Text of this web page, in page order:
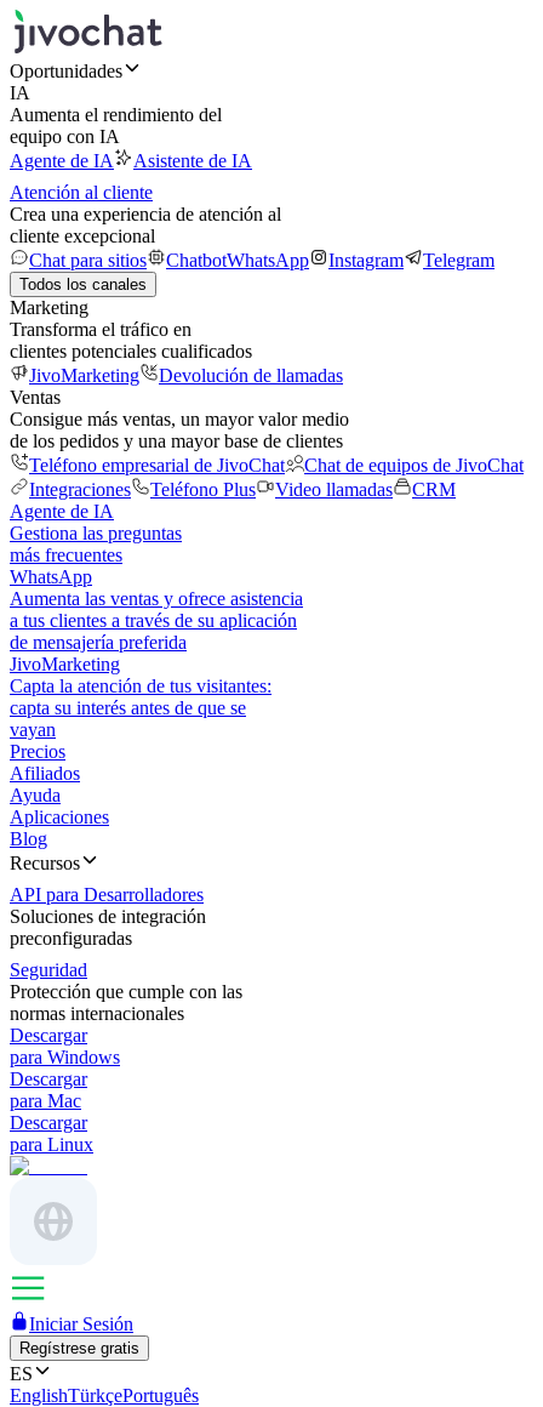
Oportunidades
IA
Aumenta el rendimiento del
equipo con IA
Agente de IA
Asistente de IA
Atención al cliente
Crea una experiencia de atención al
cliente excepcional
Chat para sitios
ChatbotWhatsApp Instagram Telegram
Todos los canales
Marketing
Transforma el tráfico en
clientes potenciales cualificados
JivoMarketing
Devolución de llamadas
Ventas
Consigue más ventas, un mayor valor medio
de los pedidos y una mayor base de clientes
Teléfono empresarial de JivoChat
Chat de equipos de JivoChat
Integraciones
Teléfono Plus Video llamadas
CRM
Agente de IA
Gestiona las preguntas
más frecuentes
WhatsApp
Aumenta las ventas y ofrece asistencia
a tus clientes a través de su aplicación
de mensajería preferida
JivoMarketing
Capta la atención de tus visitantes:
capta su interés antes de que se
vayan
Precios
Afiliados
Ayuda
Aplicaciones
Blog
Recursos
API para Desarrolladores
Soluciones de integración
preconfiguradas
Seguridad
Protección que cumple con las
normas internacionales
Descargar
para Windows
Descargar
para Mac
Descargar
para Linux
Iniciar Sesión
Regístrese gratis
ES
EnglishTürkçePortuguês